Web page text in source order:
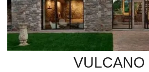
VULCANO